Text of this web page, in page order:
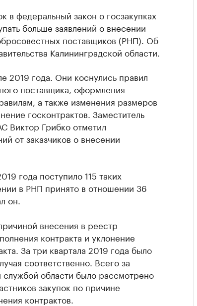
в федеральный закон о госзакупках
больше заявлений о внесении
поставщиков (РНП). Об
Калининградской области.
2019 года. Они коснулись правил
поставщика, оформления
а также изменения размеров
госконтрактов. Заместитель
Виктор Грибко отметил
от заказчиков о внесении
года поступило 115 таких
в РНП принято в отношении 36
он.
внесения в реестр
контракта и уклонение
За три квартала 2019 года было
соответственно. Всего за
области было рассмотрено
закупок по причине
контрактов.